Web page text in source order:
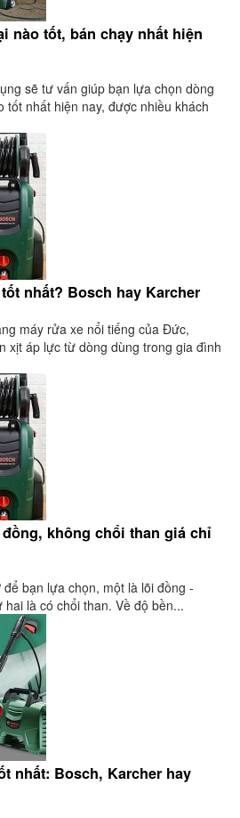
nào tốt, bán chạy nhất hiện
sẽ tư vấn giúp bạn lựa chọn dòng
tốt nhất hiện nay, được nhiều khách
nhất? Bosch hay Karcher
máy rửa xe nổi tiếng của Đức,
xịt áp lực từ dòng dùng trong gia đình
không chổi than giá chỉ
bạn lựa chọn, một là lõi đồng -
là có chổi than. Về độ bền...
nhất: Bosch, Karcher hay